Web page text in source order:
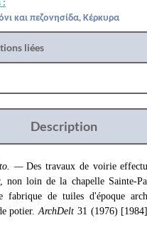
και πεζονησίδα, Κέρκυρα
liées
Description
—Des travaux de voirie
loin de la chapelle Sainte-
fabrique de tuiles d'époque
potier.ArchDelt 31 (1976)